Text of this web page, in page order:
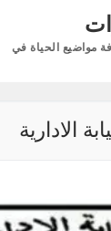
مواضيع الحياة في
الادارية